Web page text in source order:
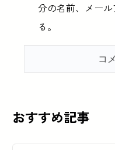
分の名前、メー
る。
おすすめ記事